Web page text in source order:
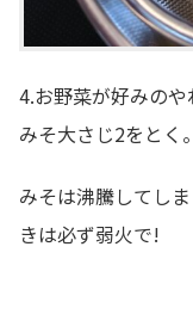
4.お野菜が好みの
みそ大さじ2をとく。
みそは沸騰してし
きは必ず弱火で!